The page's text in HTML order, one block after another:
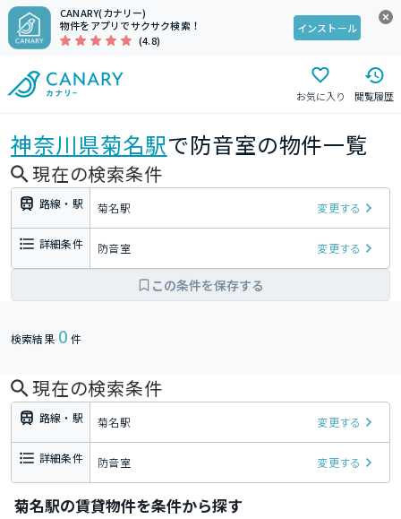
CANARY(カナリー)
物件をアプリでサクサク検索！
(4.8)
インストール
お気に入り 閲覧履歴
神奈川県菊名駅で防音室の物件一覧
現在の検索条件
路線・駅 菊名駅 変更する
詳細条件 防音室 変更する
この条件を保存する
検索結果 0 件
現在の検索条件
路線・駅 菊名駅 変更する
詳細条件 防音室 変更する
菊名駅の賃貸物件を条件から探す